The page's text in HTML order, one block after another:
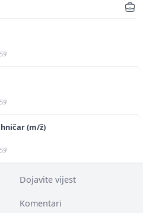
(m/ž)
Dojavite vijest
Komentari